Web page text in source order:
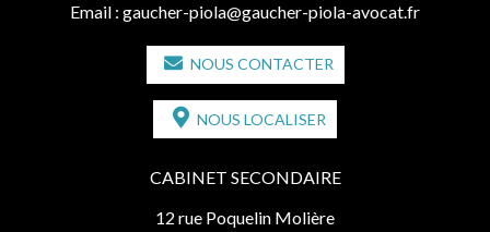
Email : gaucher-piola@gaucher-piola-avocat.fr
NOUS CONTACTER
NOUS LOCALISER
CABINET SECONDAIRE
12 rue Poquelin Molière